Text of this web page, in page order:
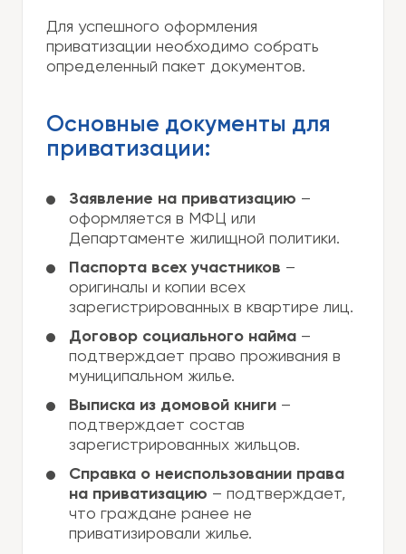
Для успешного оформления
приватизации необходимо собрать
определенный пакет документов.
Основные документы для
приватизации:
Заявление на приватизацию –
оформляется в МФЦ или
Департаменте жилищной политики.
Паспорта всех участников –
оригиналы и копии всех
зарегистрированных в квартире лиц.
Договор социального найма –
подтверждает право проживания в
муниципальном жилье.
Выписка из домовой книги –
подтверждает состав
зарегистрированных жильцов.
Справка о неиспользовании права
на приватизацию – подтверждает,
что граждане ранее не
приватизировали жилье.